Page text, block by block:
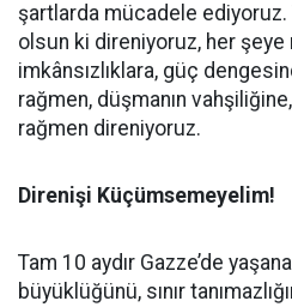
şartlarda mücadele ediyoruz.
olsun ki direniyoruz, her
imkânsızlıklara, güç
rağmen, düşmanın
rağmen direniyoruz.
Direnişi Küçümsemeyelim!
Tam 10 aydır Gazze’de
büyüklüğünü, sınır